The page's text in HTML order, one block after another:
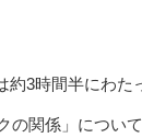
3時間半にわた
関係」につい